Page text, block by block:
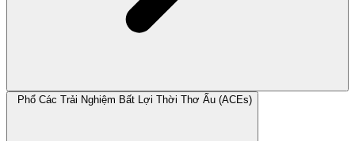
Phổ Các Trải Nghiệm Bất Lợi Thời Thơ Ấu (ACEs)